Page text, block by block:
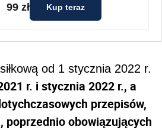
99 zł Kup teraz
od 1 stycznia 2022 r.
r. i stycznia 2022 r., a
przepisów,
obowiązujących